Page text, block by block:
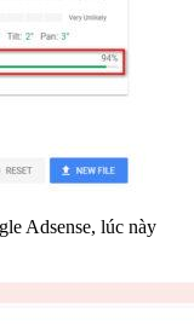
Adsense, lúc này